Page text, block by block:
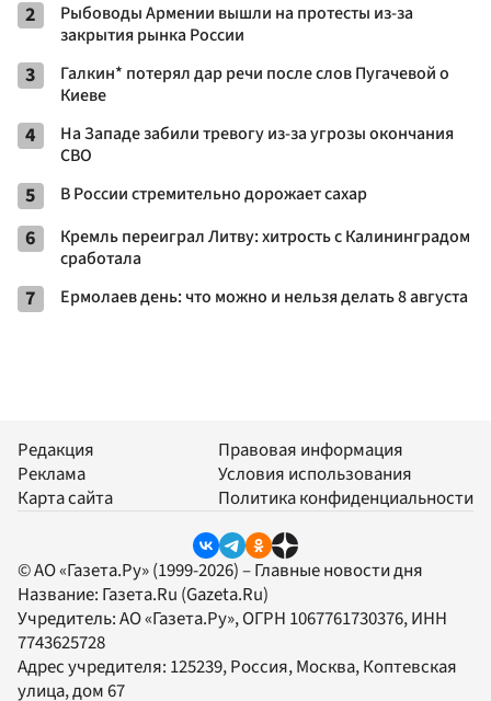
2
Рыбоводы Армении вышли на протесты из-за
закрытия рынка России
3
Галкин* потерял дар речи после слов Пугачевой о
Киеве
4
На Западе забили тревогу из-за угрозы окончания
СВО
5 В России стремительно дорожает сахар
6
Кремль переиграл Литву: хитрость с Калининградом
сработала
7 Ермолаев день: что можно и нельзя делать 8 августа
Редакция
Реклама
Карта сайта
Правовая информация
Условия использования
Политика конфиденциальности
© АО «Газета.Ру» (1999-2026) – Главные новости дня
Название: Газета.Ru (Gazeta.Ru)
Учредитель:АО «Газета.Ру», ОГРН 1067761730376, ИНН
7743625728
Адрес учредителя: 125239, Россия, Москва, Коптевская
улица, дом 67